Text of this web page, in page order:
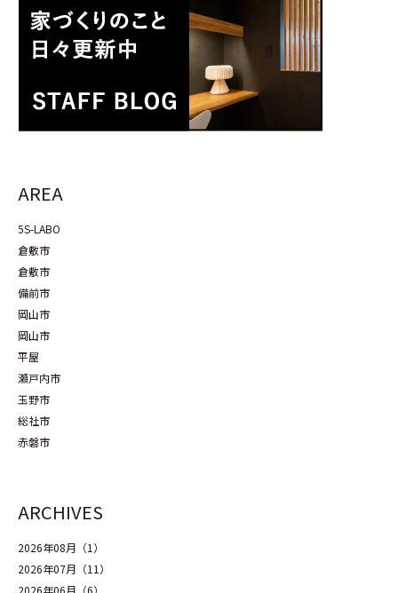
AREA
5S-LABO
倉敷市
倉敷市
備前市
岡山市
岡山市
平屋
瀬戸内市
玉野市
総社市
赤磐市
ARCHIVES
2026年08月（1）
2026年07月（11）
2026年06月（6）